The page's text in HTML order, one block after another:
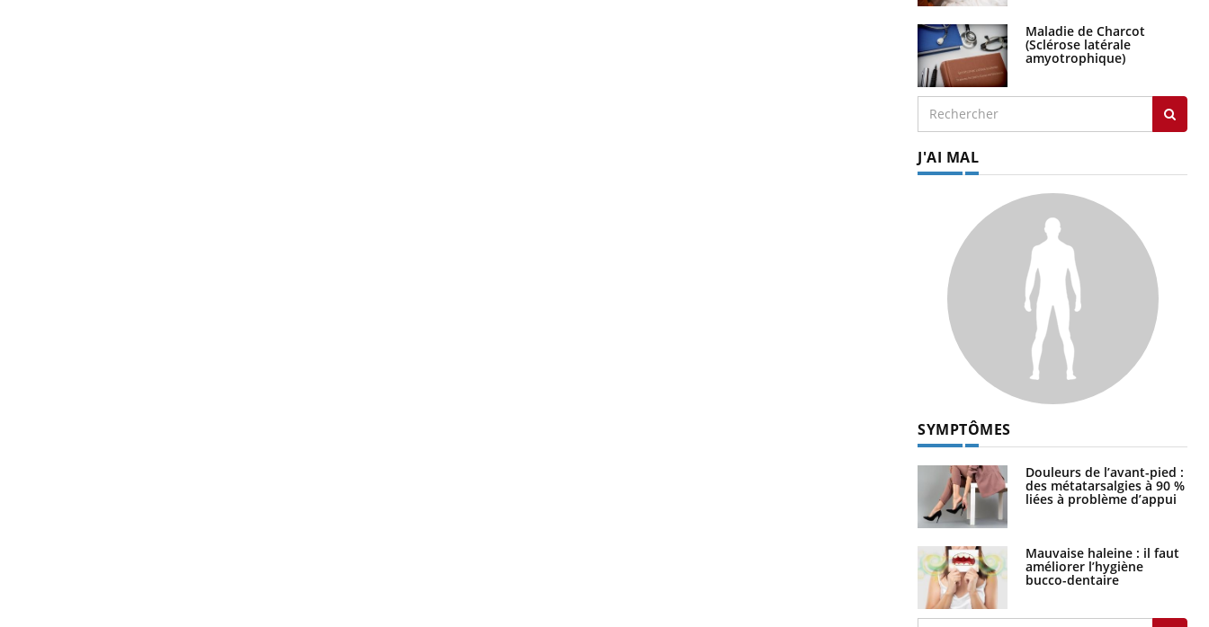
Maladie de Charcot
(Sclérose latérale
amyotrophique)
J'AI MAL
SYMPTÔMES
Douleurs de l’avant-pied :
des métatarsalgies à 90 %
liées à problème d’appui
Mauvaise haleine : il faut
améliorer l’hygiène
bucco-dentaire